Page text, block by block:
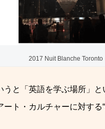
2017 Nuit Blanche Toronto
うと「英語を学ぶ場所」
ート・カルチャーに対する“